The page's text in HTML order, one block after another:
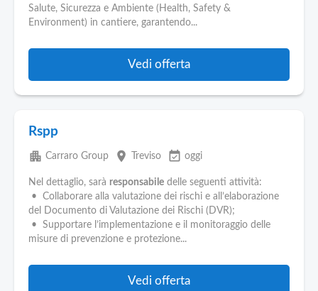
Salute, Sicurezza e Ambiente (Health, Safety &
Environment) in cantiere, garantendo...
Vedi offerta
Rspp
apartment Carraro Group place Treviso event_available oggi
Nel dettaglio, sarà responsabile delle seguenti attività:
• Collaborare alla valutazione dei rischi e all’elaborazione
del Documento di Valutazione dei Rischi (DVR);
• Supportare l’implementazione e il monitoraggio delle
misure di prevenzione e protezione...
Vedi offerta